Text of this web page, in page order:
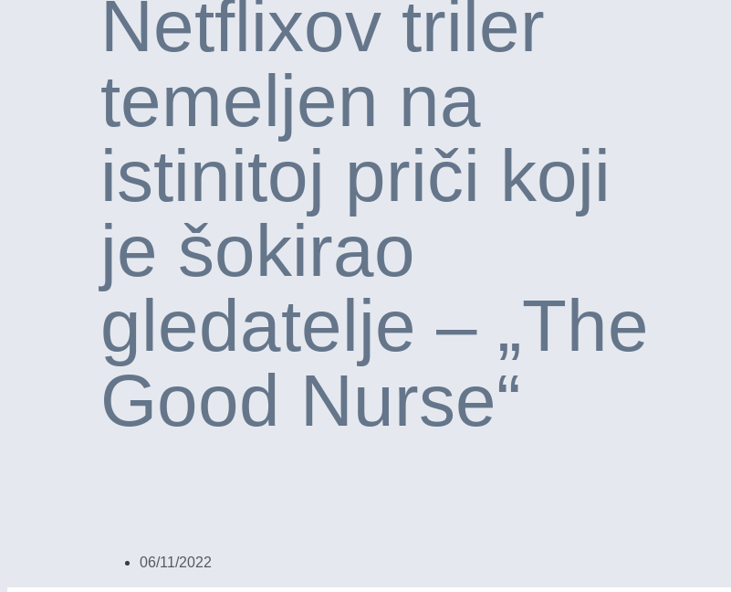
Netflixov triler
temeljen na
istinitoj priči koji
je šokirao
gledatelje – „The
Good Nurse“
06/11/2022